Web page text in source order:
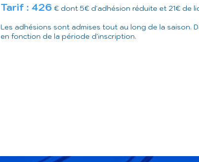
Tarif : 426 € dont 5€ d'adhésion réduite et 21€ de
Les adhésions sont admises tout au long de la saison.
en fonction de la période d'inscription.